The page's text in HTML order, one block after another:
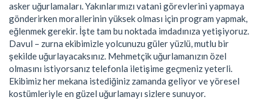
asker uğurlamaları. Yakınlarımızı vatani görevlerini yapmaya
gönderirken morallerinin yüksek olması için program yapmak,
eğlenmek gerekir. İşte tam bu noktada imdadınıza yetişiyoruz.
Davul – zurna ekibimizle yolcunuzu güler yüzlü, mutlu bir
şekilde uğurlayacaksınız. Mehmetçik uğurlamanızın özel
olmasını istiyorsanız telefonla iletişime geçmeniz yeterli.
Ekibimiz her mekana istediğiniz zamanda geliyor ve yöresel
kostümleriyle en güzel uğurlamayı sizlere sunuyor.